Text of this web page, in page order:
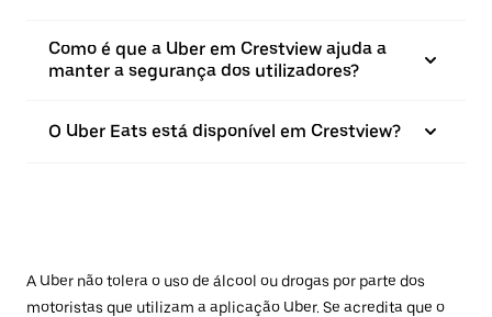
Como é que a Uber em Crestview ajuda a
manter a segurança dos utilizadores?
O Uber Eats está disponível em Crestview?
A Uber não tolera o uso de álcool ou drogas por parte dos
motoristas que utilizam a aplicação Uber. Se acredita que o